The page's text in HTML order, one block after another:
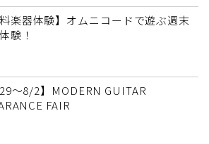
料楽器体験】オムニコードで遊ぶ週末
験！
29～8/2】MODERN GUITAR
FAIR